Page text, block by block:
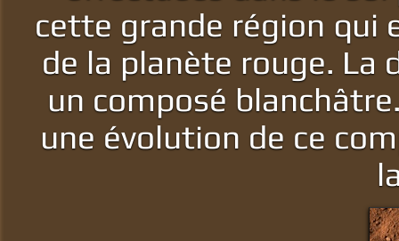
cette grande région qui
de la planète rouge. La
un composé
une évolution de ce